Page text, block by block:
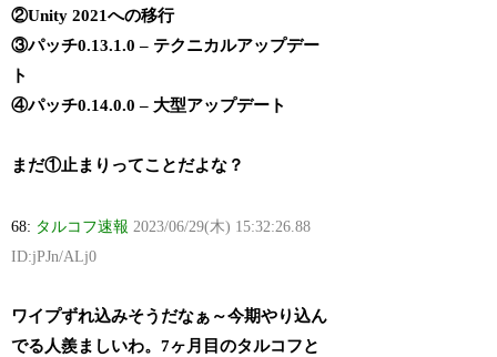
②Unity 2021への移行
③パッチ0.13.1.0 – テクニカルアップデー
ト
④パッチ0.14.0.0 – 大型アップデート
まだ①止まりってことだよな？
68: タルコフ速報 2023/06/29(木) 15:32:26.88
ID:jPJn/ALj0
ワイプずれ込みそうだなぁ～今期やり込ん
でる人羨ましいわ。7ヶ月目のタルコフと